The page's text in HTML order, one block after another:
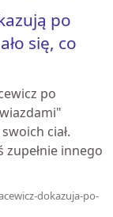
po
się, co
po
ciał.
zupełnie innego
dokazuja-po-